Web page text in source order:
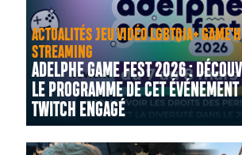
ACTUALITÉS JEU VIDÉO LGBTQIA+
STREAMING
ADELPHE GAME FEST 2026 :
LE PROGRAMME DE CET ÉVÉNEMENT
TWITCH ENGAGÉ